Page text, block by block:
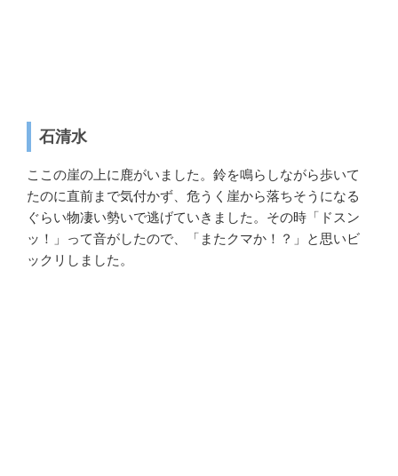
石清水
ここの崖の上に鹿がいました。鈴を鳴らしながら歩いて
たのに直前まで気付かず、危うく崖から落ちそうになる
ぐらい物凄い勢いで逃げていきました。その時「ドスン
ッ！」って音がしたので、「またクマか！？」と思いビ
ックリしました。